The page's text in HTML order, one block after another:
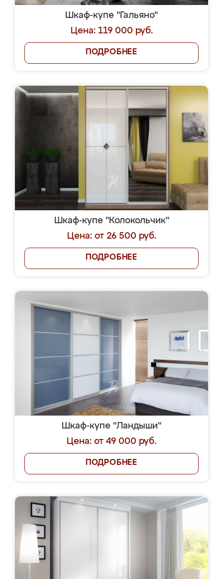
Шкаф-купе "Гальяно"
Цена: 119 000 руб.
ПОДРОБНЕЕ
Шкаф-купе "Колокольчик"
Цена: от 26 500 руб.
ПОДРОБНЕЕ
Шкаф-купе "Ландыши"
Цена: от 49 000 руб.
ПОДРОБНЕЕ